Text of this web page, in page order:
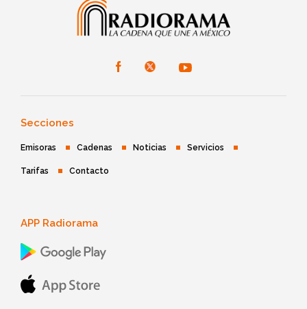
Secciones
Emisoras Cadenas Noticias Servicios
Tarifas Contacto
APP Radiorama